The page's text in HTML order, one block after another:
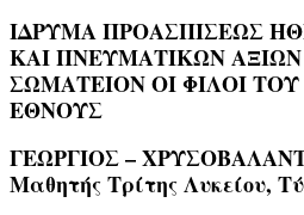
ΙΔΡΥΜΑ ΠΡΟΑΣΠΙΣΕΩΣ
ΚΑΙ ΠΝΕΥΜΑΤΙΚΩΝ ΑΞΙΩΝ
ΣΩΜΑΤΕΙΟΝ ΟΙ ΦΙΛΟΙ
ΕΘΝΟΥΣ
ΓΕΩΡΓΙΟΣ –
Μαθητής Τρίτης Λυκείου,